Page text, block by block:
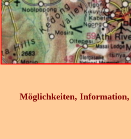
Möglichkeiten,